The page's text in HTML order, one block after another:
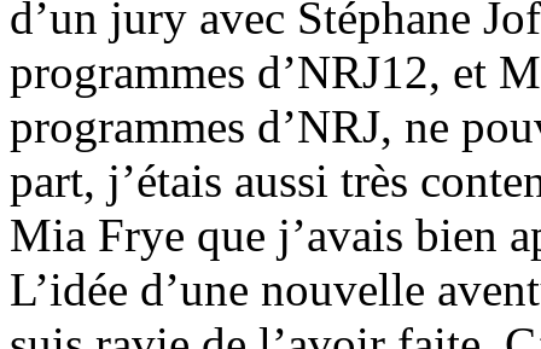
d’un jury avec Stéphane
programmes d’NRJ12, et
programmes d’NRJ, ne
part, j’étais aussi très
Mia Frye que j’avais bien
L’idée d’une nouvelle